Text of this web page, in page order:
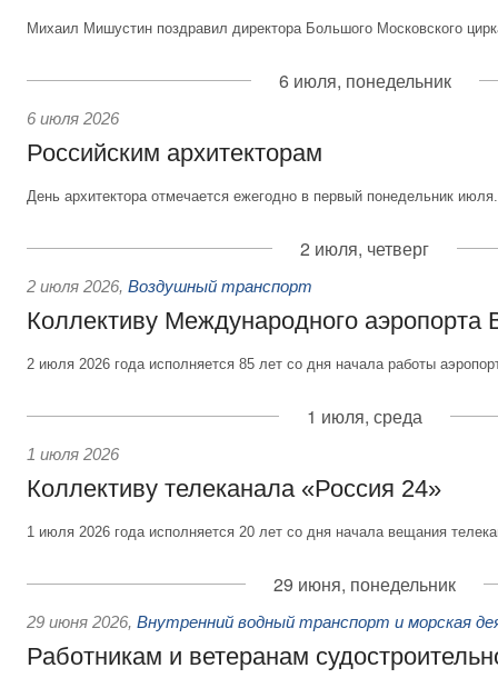
Михаил Мишустин поздравил директора Большого Московского
6 июля, понедельник
6 июля 2026
Российским архитекторам
День архитектора отмечается ежегодно в первый понедельник июля.
2 июля, четверг
2 июля 2026, Воздушный транспорт
Коллективу Международного аэропорта
2 июля 2026 года исполняется 85 лет со дня начала работы
1 июля, среда
1 июля 2026
Коллективу телеканала «Россия 24»
1 июля 2026 года исполняется 20 лет со дня начала вещания
29 июня, понедельник
29 июня 2026, Внутренний водный транспорт и морская
Работникам и ветеранам